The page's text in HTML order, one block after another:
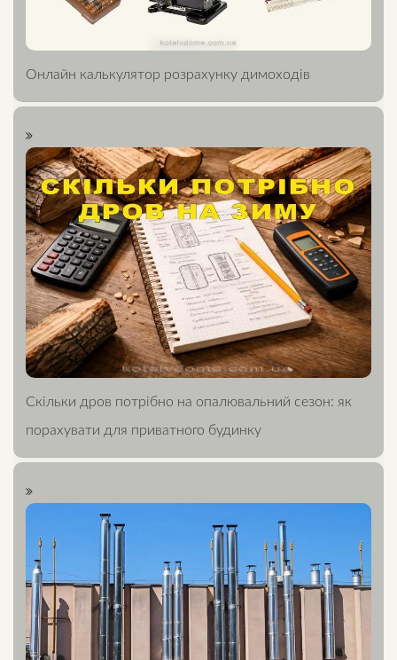
Онлайн калькулятор розрахунку димоходів
Скільки дров потрібно на опалювальний сезон: як
порахувати для приватного будинку